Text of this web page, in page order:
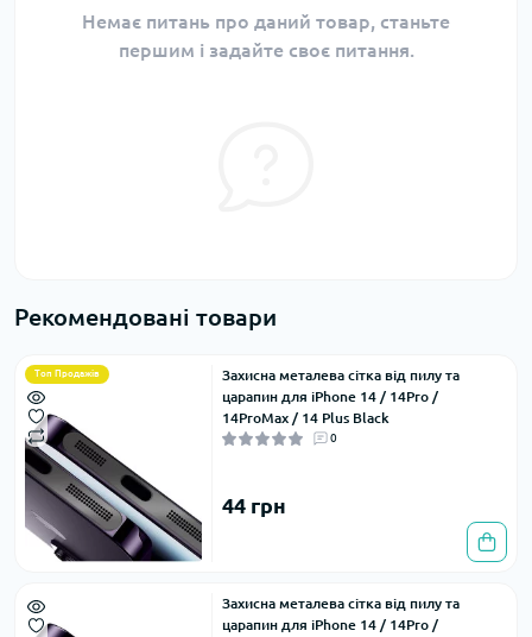
Немає питань про даний товар, станьте
першим і задайте своє питання.
Рекомендовані товари
Топ Продажів
Захисна металева сітка від пилу та
царапин для iPhone 14 / 14Pro /
14ProMax / 14 Plus Black
0
44 грн
Захисна металева сітка від пилу та
царапин для iPhone 14 / 14Pro /